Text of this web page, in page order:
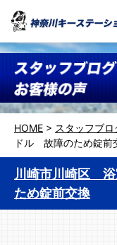
HOME > スタッフブロ
ドル 故障のため錠前
川崎市川崎区
ため錠前交換